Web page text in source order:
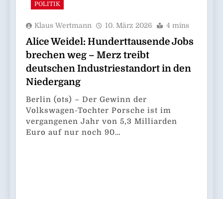
POLITIK
Klaus Wertmann 10. März 2026 4 mins
Alice Weidel: Hunderttausende Jobs
brechen weg – Merz treibt
deutschen Industriestandort in den
Niedergang
Berlin (ots) – Der Gewinn der
Volkswagen-Tochter Porsche ist im
vergangenen Jahr von 5,3 Milliarden
Euro auf nur noch 90…